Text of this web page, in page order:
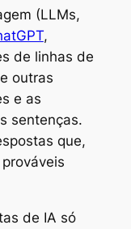
(LLMs,
,
de linhas de
outras
e as
sentenças.
que,
de IA só